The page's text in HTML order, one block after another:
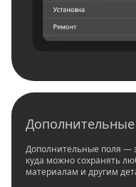
Дополнительные поля —
куда можно сохранять
материалам и другим